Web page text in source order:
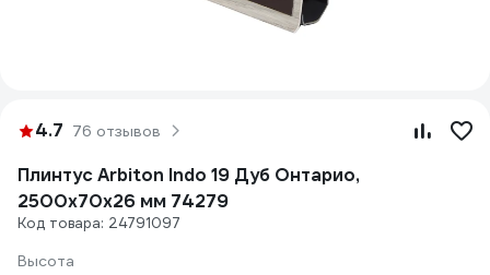
4.7 76 отзывов
Плинтус Arbiton Indo 19 Дуб Онтарио,
2500x70x26 мм 74279
Код товара: 24791097
Высота